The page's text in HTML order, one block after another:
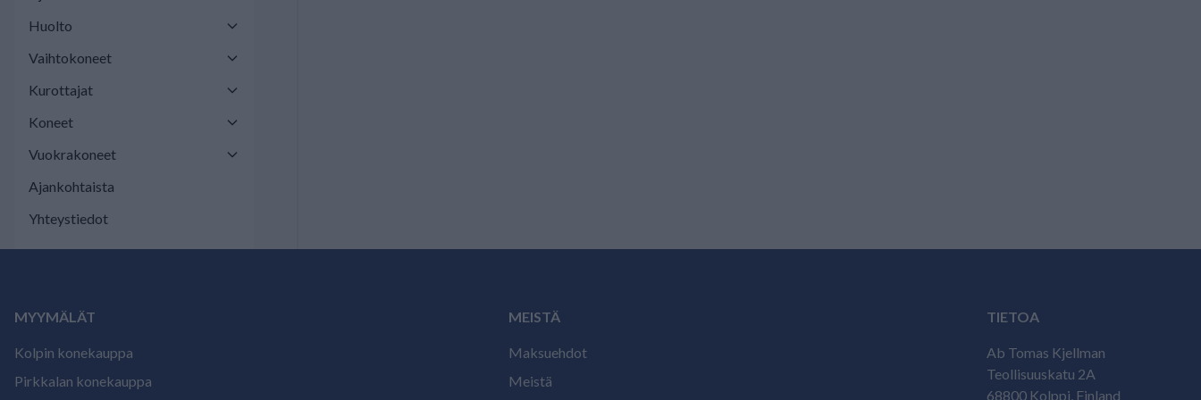
Huolto
Vaihtokoneet
Kurottajat
Koneet
Vuokrakoneet
Ajankohtaista
Yhteystiedot
MYYMÄLÄT
Kolpin konekauppa
Pirkkalan konekauppa
MEISTÄ
Maksuehdot
Meistä
TIETOA
Ab Tomas Kjellman
Teollisuuskatu 2A
68800 Kolppi, Finland